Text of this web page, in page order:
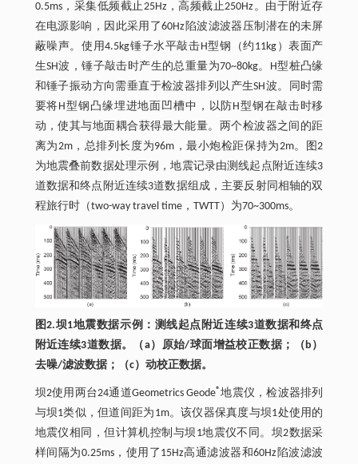
0.5ms，采集低频截止25Hz，高频截止250Hz。由于附近存
在电源影响，因此采用了60Hz陷波滤波器压制潜在的未屏
蔽噪声。使用4.5kg锤子水平敲击H型钢（约11kg）表面产
生SH波，锤子敲击时产生的总重量为70~80kg。H型桩凸缘
和锤子振动方向需垂直于检波器排列以产生SH波。同时需
要将H型钢凸缘埋进地面凹槽中，以防H型钢在敲击时移
动，使其与地面耦合获得最大能量。两个检波器之间的距
离为2m，总排列长度为96m，最小炮检距保持为2m。图2
为地震叠前数据处理示例，地震记录由测线起点附近连续3
道数据和终点附近连续3道数据组成，主要反射同相轴的双
程旅行时（two-way travel time，TWTT）为70~300ms。
图2.坝1地震数据示例：测线起点附近连续3道数据和终点
附近连续3道数据。（a）原始/球面增益校正数据；（b）
去噪/滤波数据；（c）动校正数据。
坝2使用两台24通道Geometrics Geode®地震仪，检波器排列
与坝1类似，但道间距为1m。该仪器保真度与坝1处使用的
地震仪相同，但计算机控制与坝1地震仪不同。坝2数据采
样间隔为0.25ms，使用了15Hz高通滤波器和60Hz陷波滤波